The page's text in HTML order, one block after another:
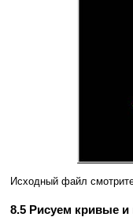
Исходный файл
8.5 Рисуем кривые и